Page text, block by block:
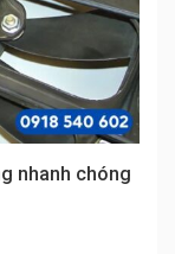
nhanh chóng